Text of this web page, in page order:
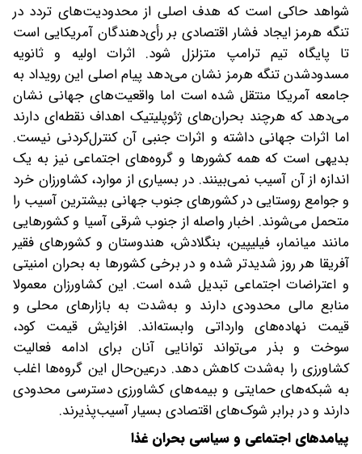
شواهد‌ حاکی است که هدف اصلی از محدودیت‌های تردد در
تنگه هرمز ایجاد فشار اقتصادی بر رأی‌دهندگان آمریکایی است
تا پایگاه تیم ترامپ متزلزل شود. اثرات اولیه و ثانویه
مسدودشدن تنگه هرمز نشان می‌دهد پیام اصلی این رویداد به
جامعه آمریکا منتقل شده است اما واقعیت‌های جهانی نشان
می‌دهد که هرچند بحران‌های ژئوپلیتیک اهداف نقطه‌ای دارند
اما اثرات جهانی داشته و اثرات جنبی آن کنترل‌کردنی نیست.
بدیهی است که همه کشورها و گروه‌های اجتماعی نیز به یک
اندازه از آن آسیب نمی‌بینند. در بسیاری از موارد، کشاورزان خرد
و جوامع روستایی در کشورهای جنوب جهانی بیشترین آسیب را
متحمل می‌شوند. اخبار واصله از جنوب شرقی آسیا و کشورهایی
مانند میانمار، فیلیپین، بنگلادش، هندوستان و کشورهای فقیر
آفریقا هر روز شدیدتر شده و در برخی کشورها به بحران امنیتی
و اعتراضات اجتماعی تبدیل شده است. این کشاورزان معمولا
منابع مالی محدودی دارند و به‌شدت به بازارهای محلی و
قیمت نهاده‌های وارداتی وابسته‌اند. افزایش قیمت کود،
سوخت و بذر می‌تواند توانایی آنان برای ادامه فعالیت
کشاورزی را به‌شدت کاهش دهد. در‌عین‌حال این گروه‌ها اغلب
به شبکه‌های حمایتی و بیمه‌های کشاورزی دسترسی محدودی
دارند و در برابر شوک‌های اقتصادی بسیار آسیب‌پذیرند.
پیامدهای اجتماعی و سیاسی بحران غذا